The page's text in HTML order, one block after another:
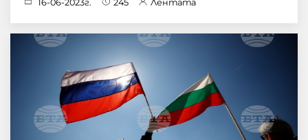
16-06-2023г. 245 Лентата